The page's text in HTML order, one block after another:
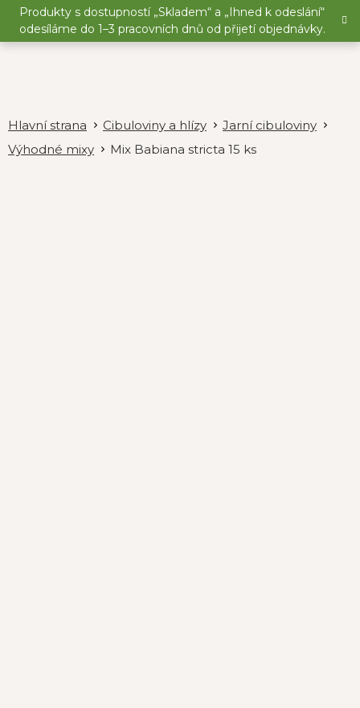
Přejít
obsah
Produkty s dostupností „Skladem“ a „Ihned k odeslání“
odesíláme do 1–3 pracovních dnů od přijetí objednávky.
Cibuloviny a hlízy
Jarní cibuloviny
Výhodné mixy
Mix Babiana stricta 15 ks